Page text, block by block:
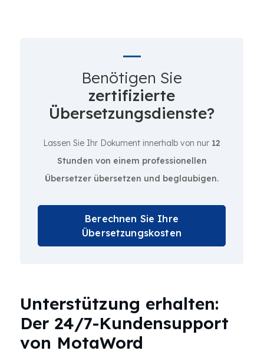
Benötigen Sie
zertifizierte
Übersetzungsdienste?
Lassen Sie Ihr Dokument innerhalb von nur 12
Stunden von einem professionellen
Übersetzer übersetzen und beglaubigen.
Berechnen Sie Ihre
Übersetzungskosten
Unterstützung erhalten:
Der 24/7-Kundensupport
von MotaWord